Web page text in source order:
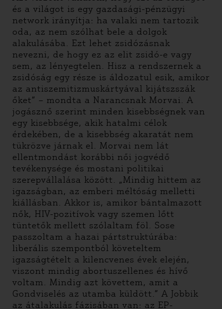
és a világot is egy gazdasági-pénzügyi
network irányítja: ha valaki nem tartozik
oda, az nem szólhat bele a dolgok
alakulásába. Ezt lehet zsidózásnak
nevezni, de hogy ez az elit zsidó-e vagy
sem, az lényegtelen. Hisz a rendszernek a
zsidóság egy része is áldozatul esik, amikor
az antiszemitizmuskártyával kijátszszák
őket” – mondta a Narancsnak Morvai. A
jogásznő szerint minden kisebbségnek van
egy kisebbsége, akik hatalmi célok
érdekében, de a kisebbség akaratát nem
tükrözve járnak el. Morvai nem lát
ellentmondást korábbi női jogvédő
tevékenysége és mostani politikai
szerepvállalása között. „Mindig hittem az
igazságban, az emberi méltóság melletti
kiállásban. Akkor is, amikor bántalmazott
nők, HIV-pozitívok vagy szemen lőtt
tüntetők mellett szólaltam föl. Sose
passzoltam a hazai pártstruktúrába:
liberális szempontból követeltem
igazságtételt a kilencvenes évek elején,
viszont mindig abortuszellenes és hívő
voltam. Mindig azt követtem, amit a
Gondviselés az utamba küldött.” A Jobbik
az átalakulás fázisában van: az EP-